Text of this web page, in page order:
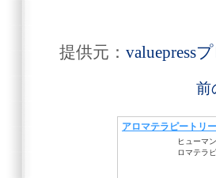
提供元： valuepress
前